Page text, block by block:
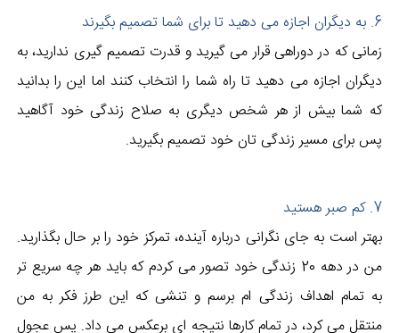
6. به دیگران اجازه می دهید تا برای شما تصمیم بگیرند
زمانی که در دوراهی قرار می گیرید و قدرت تصمیم گیری ندارید، به
دیگران اجازه می دهید تا راه شما را انتخاب کنند اما این را بدانید
که شما بیش از هر شخص دیگری به صلاح زندگی خود آگاهید
پس برای مسیر زندگی تان خود تصمیم بگیرید.
7. کم صبر هستید
بهتر است به جای نگرانی درباره آینده، تمرکز خود را بر حال بگذارید.
من در دهه 20 زندگی خود تصور می کردم که باید هر چه سریع تر
به تمام اهداف زندگی ام برسم و تنشی که این طرز فکر به من
منتقل می کرد، در تمام کارها نتیجه ای برعکس می داد. پس عجول